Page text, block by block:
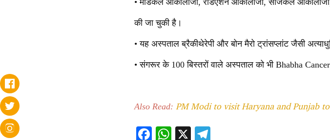
की जा चुकी है।
• यह अस्पताल ब्रैकीथेरेपी और बोन मैरो ट्रांसप्लांट जैसी
• संगरूर के 100 बिस्तरों वाले अस्पताल को भी Bhabha
Also Read: PM Modi to visit Haryana and Punjab
F W X T